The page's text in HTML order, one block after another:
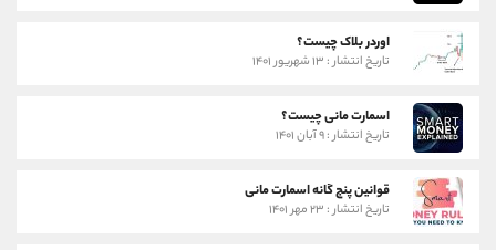
اوردر بلاک چیست؟
تاریخ انتشار : ۱۳ شهریور ۱۴۰۱
اسمارت مانی چیست؟
تاریخ انتشار : ۹ آبان ۱۴۰۱
قوانین پنج گانه اسمارت مانی
تاریخ انتشار : ۲۳ مهر ۱۴۰۱